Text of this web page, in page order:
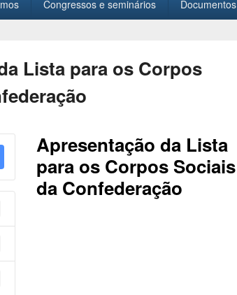
Congressos e seminários Documentos
Lista para os Corpos
Apresentação da Lista
para os Corpos Sociais
da Confederação